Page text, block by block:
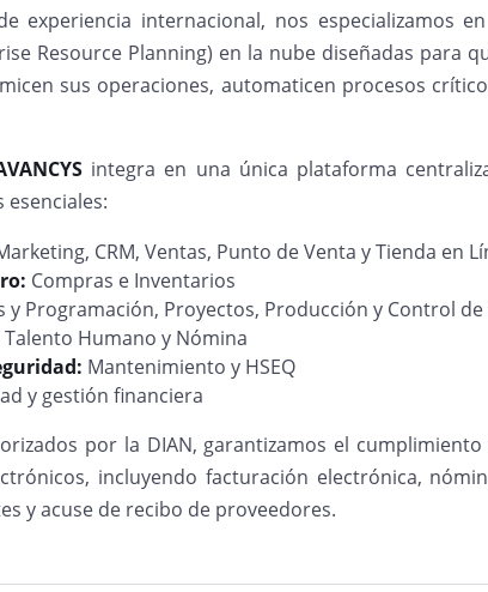
experiencia internacional, nos especializamos
Resource Planning) en la nube diseñadas para
sus operaciones, automaticen procesos
integra en una única plataforma
CRM, Ventas, Punto de Venta y Tienda en
Compras e Inventarios
y Programación, Proyectos, Producción y Control de
Talento Humano y Nómina
Mantenimiento y HSEQ
y gestión financiera
por la DIAN, garantizamos el
incluyendo facturación electrónica,
y acuse de recibo de proveedores.